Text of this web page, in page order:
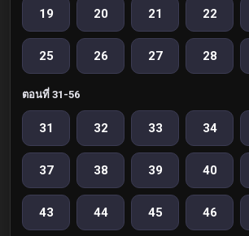
19 20 21 22
25 26 27 28
ตอนที่ 31-56
31 32 33 34
37 38 39 40
43 44 45 46